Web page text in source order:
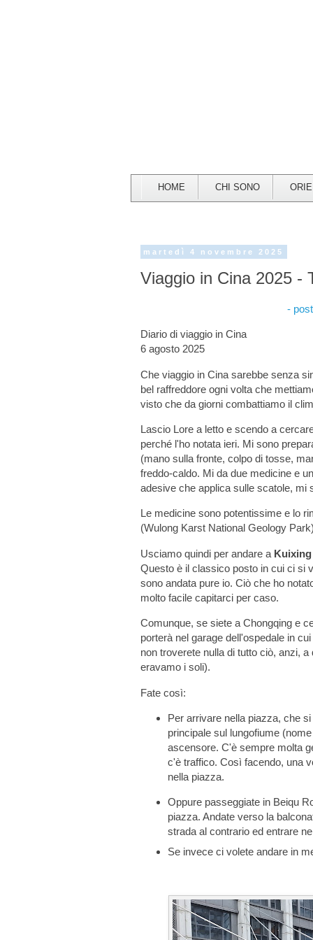
HOME CHI SONO
martedì 4 novembre 2025
Viaggio in Cina 2025 -
-
Diario di viaggio in Cina
6 agosto 2025
Che viaggio in Cina sarebbe senza
bel raffreddore ogni volta che
visto che da giorni combattiamo il
Lascio Lore a letto e scendo a
perché l'ho notata ieri. Mi sono
(mano sulla fronte, colpo di tosse,
freddo-caldo. Mi da due medicine e
adesive che applica sulle scatole, mi
Le medicine sono potentissime e lo
(Wulong Karst National Geology
Usciamo quindi per andare a
Questo è il classico posto in cui ci si
sono andata pure io. Ciò che ho
molto facile capitarci per caso.
Comunque, se siete a Chongqing e
porterà nel garage dell'ospedale in
non troverete nulla di tutto ciò, anzi,
eravamo i soli).
Fate così:
Per arrivare nella piazza, che
principale sul lungofiume
ascensore. C'è sempre molta
c'è traffico. Così facendo, una
nella piazza.
Oppure passeggiate in Beiqu
piazza. Andate verso la
strada al contrario ed entrare
Se invece ci volete andare in